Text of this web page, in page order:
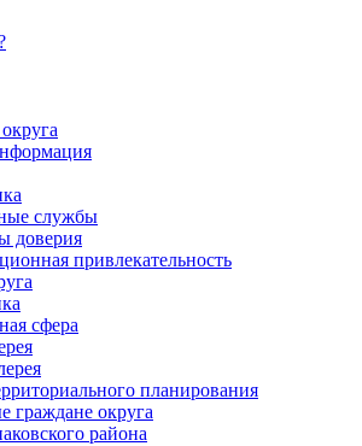
службы
доверия
привлекательность
сфера
планирования
граждане округа
района